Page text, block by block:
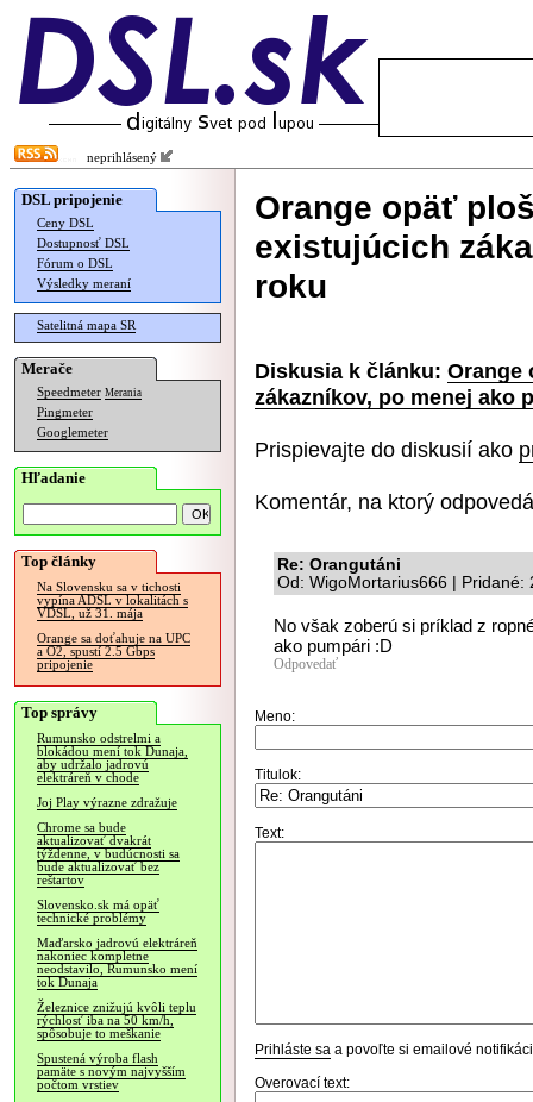
neprihlásený
DSL pripojenie
Ceny DSL
Dostupnosť DSL
Fórum o DSL
Výsledky meraní
Satelitná mapa SR
Merače
Speedmeter Merania
Pingmeter
Googlemeter
Hľadanie
Top články
Na Slovensku sa v tichosti
vypína ADSL v lokalitách s
VDSL, už 31. mája
Orange sa doťahuje na UPC
a O2, spustí 2.5 Gbps
pripojenie
Top správy
Rumunsko odstrelmi a
blokádou mení tok Dunaja,
aby udržalo jadrovú
elektráreň v chode
Joj Play výrazne zdražuje
Chrome sa bude
aktualizovať dvakrát
týždenne, v budúcnosti sa
bude aktualizovať bez
reštartov
Slovensko.sk má opäť
technické problémy
Maďarsko jadrovú elektráreň
nakoniec kompletne
neodstavilo, Rumunsko mení
tok Dunaja
Železnice znižujú kvôli teplu
rýchlosť iba na 50 km/h,
spôsobuje to meškanie
Spustená výroba flash
pamäte s novým najvyšším
počtom vrstiev
Orange opäť
existujúcich
roku
Diskusia k článku: Orange
zákazníkov, po menej ako
Prispievajte do diskusií ako
Komentár, na ktorý
Re: Orangutáni
Od: WigoMortarius666 | Pridané:
No však zoberú si príklad z
ako pumpári :D
Odpovedať
Meno:
Titulok:
Text:
Prihláste sa a povoľte si emailové
Overovací text: